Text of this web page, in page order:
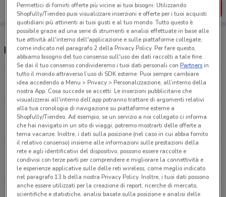
SCARICA L’APP
Negozi Idexe a Bagheria
Corso Butera 441 Bagheria
302 m
Via Wagner 8/C Palermo
14 km
Via Notarbartolo 21/2L Palermo
15.3 km
Viale Lazio 68/70 Palermo
Permettici di fornirti offerte più vicine ai tuoi bisogni: Utilizzando
Shopfully/Tiendeo puoi visualizzare inserzioni e offerte per i tuoi acquisti
quotidiani più attinenti ai tuoi gusti e al tuo mondo. Tutto questo è
possibile grazie ad una serie di strumenti e analisi effettuate in base alle
tue attività all'interno dell'applicazione e sulle piattaforme collegate,
come indicato nel paragrafo 2 della Privacy Policy. Per fare questo,
abbiamo bisogno del tuo consenso sull'uso dei dati raccolti a tale fine.
Se dai il tuo consenso condivideremo i tuoi dati personali conPartnersin
tutto il mondo attraverso l’uso di SDK esterne. Puoi sempre cambiare
idea accedendo a Menu > Privacy > Personalizzazione, all’interno della
nostra App. Cosa succede se accetti: Le inserzioni pubblicitarie che
visualizzerai all'interno dell’app potranno trattare di argomenti relativi
alla tua cronologia di navigazione su piattaforme esterne a
Shopfully/Tiendeo. Ad esempio, se un servizio a noi collegato ci informa
che hai navigato in un sito di viaggi, potremo mostrarti delle offerte a
tema vacanze. Inoltre, i dati sulla posizione (nel caso in cui abbia fornito
il relativo consenso) insieme alle informazioni sulle prestazioni della
rete e agli identificativi del dispositivo, possono essere raccolte e
condivisi con terze parti per comprendere e migliorare la connettività e
le esperienze applicative sulle delle reti wireless, come meglio indicato
nel paragrafo 13.b della nostra Privacy Policy. Inoltre, i tuoi dati possono
anche essere utilizzati per la creazione di report, ricerche di mercato,
scientifiche e statistiche, analisi basate sulla posizione e analisi delle